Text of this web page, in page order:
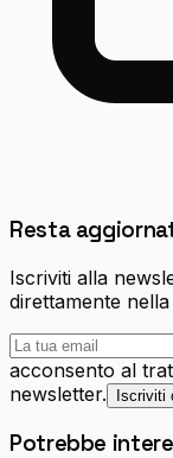
Resta
Iscriviti alla
direttamente
acconsento al
newsletter.
Iscriviti
Potrebbe